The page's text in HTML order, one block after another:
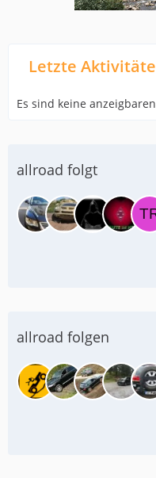
Letzte
Es sind keine
allroad folgt
allroad folgen